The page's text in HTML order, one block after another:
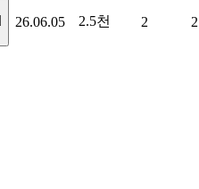
26.06.05 2.5천 2 2